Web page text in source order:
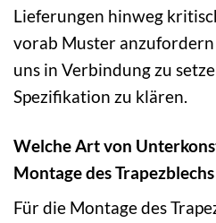
Lieferungen hinweg
vorab Muster
uns in Verbindung zu
Spezifikation zu klären.
Welche Art von
Montage des
Für die Montage des